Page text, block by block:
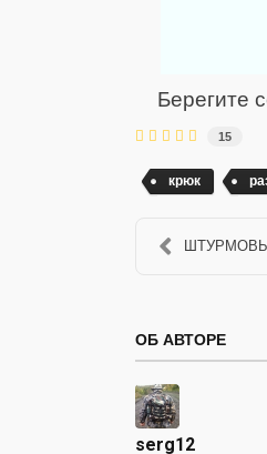
Берегите
15
крюк
ОБ АВТОРЕ
serg12